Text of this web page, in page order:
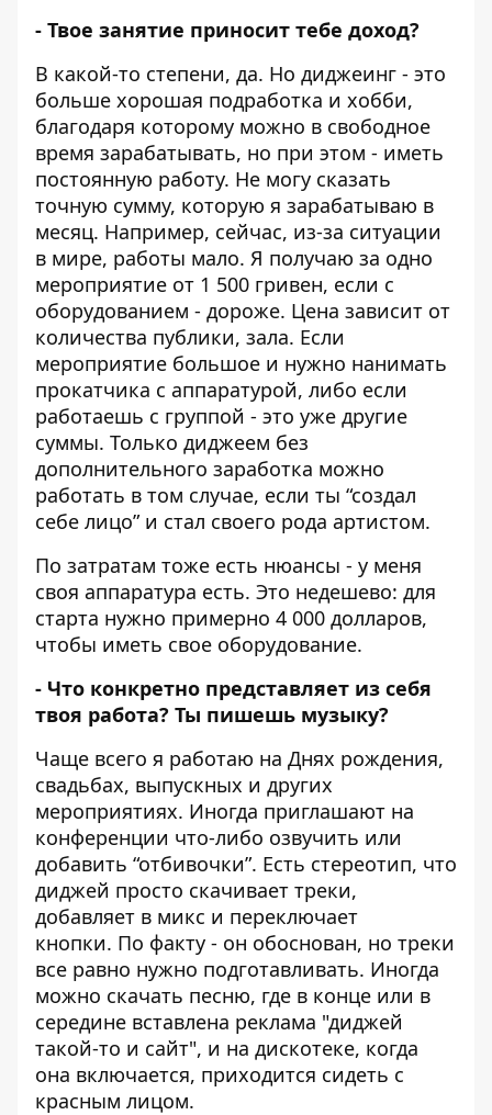
- Твое занятие приносит тебе доход?
В какой-то степени, да. Но диджеинг - это
больше хорошая подработка и хобби,
благодаря которому можно в свободное
время зарабатывать, но при этом - иметь
постоянную работу. Не могу сказать
точную сумму, которую я зарабатываю в
месяц. Например, сейчас, из-за ситуации
в мире, работы мало. Я получаю за одно
мероприятие от 1 500 гривен, если с
оборудованием - дороже. Цена зависит от
количества публики, зала. Если
мероприятие большое и нужно нанимать
прокатчика с аппаратурой, либо если
работаешь с группой - это уже другие
суммы. Только диджеем без
дополнительного заработка можно
работать в том случае, если ты “создал
себе лицо” и стал своего рода артистом.
По затратам тоже есть нюансы - у меня
своя аппаратура есть. Это недешево: для
старта нужно примерно 4 000 долларов,
чтобы иметь свое оборудование.
- Что конкретно представляет из себя
твоя работа? Ты пишешь музыку?
Чаще всего я работаю на Днях рождения,
свадьбах, выпускных и других
мероприятиях. Иногда приглашают на
конференции что-либо озвучить или
добавить “отбивочки”. Есть стереотип, что
диджей просто скачивает треки,
добавляет в микс и переключает
кнопки. По факту - он обоснован, но треки
все равно нужно подготавливать. Иногда
можно скачать песню, где в конце или в
середине вставлена реклама "диджей
такой-то и сайт", и на дискотеке, когда
она включается, приходится сидеть с
красным лицом.